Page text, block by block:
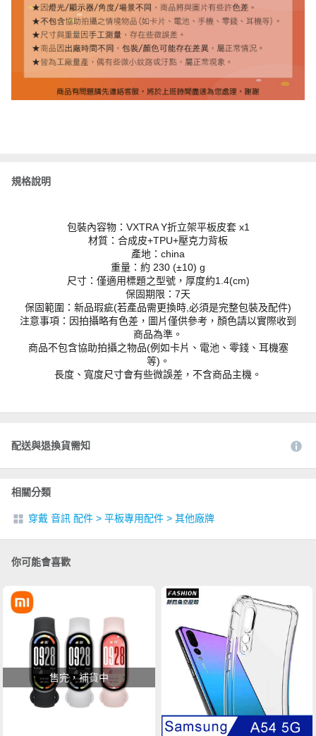
規格說明
包裝內容物：VXTRA Y折立架平板皮套 x1
材質：合成皮+TPU+壓克力背板
產地：china
重量：約 230 (±10) g
尺寸：僅適用標題之型號，厚度約1.4(cm)
保固期限：7天
保固範圍：新品瑕疵(若產品需更換時,必須是完整包裝及配件)
注意事項：因拍攝略有色差，圖片僅供參考，顏色請以實際收到
商品為準。
商品不包含協助拍攝之物品(例如卡片、電池、零錢、耳機塞
等)。
長度、寬度尺寸會有些微誤差，不含商品主機。
配送與退換貨需知
相關分類
穿戴 音訊 配件 > 平板專用配件 > 其他廠牌
你可能會喜歡
售完，補貨中